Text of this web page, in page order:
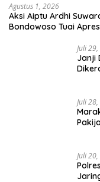
Agustus 1, 2026
Aksi Aiptu Ardhi
Bondowoso Tuai
Juli
Janji
Juli
Juli